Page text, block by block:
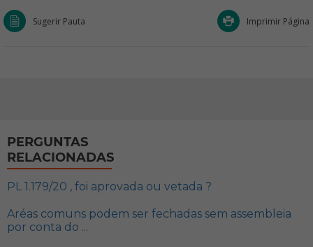
Sugerir Pauta Imprimir Página
PERGUNTAS
RELACIONADAS
PL 1.179/20 , foi aprovada ou vetada ?
Aréas comuns podem ser fechadas sem assembleia
por conta do ...